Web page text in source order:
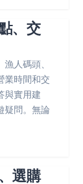
、交
人碼頭、
業時間和交
與實用建
疑問。無論
選購